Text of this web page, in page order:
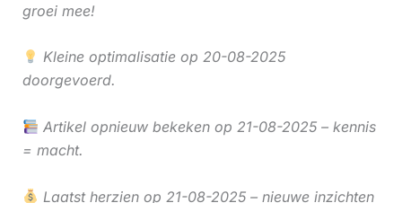
groei mee!
Kleine optimalisatie op 20-08-2025
doorgevoerd.
Artikel opnieuw bekeken op 21-08-2025 – kennis
= macht.
Laatst herzien op 21-08-2025 – nieuwe inzichten